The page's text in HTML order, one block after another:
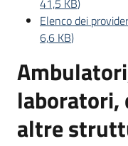
41,5 KB)
Elenco dei
6,6 KB)
laboratori,
altre